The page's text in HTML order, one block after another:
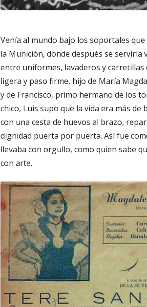
Venía al mundo bajo los soportales
la Munición, donde después se serviría
entre uniformes, lavaderos y carretillas
ligera y paso firme, hijo de María
y de Francisco, primo hermano de los
chico, Luis supo que la vida era más de
con una cesta de huevos al brazo,
dignidad puerta por puerta. Así fue
llevaba con orgullo, como quien sabe
con arte.